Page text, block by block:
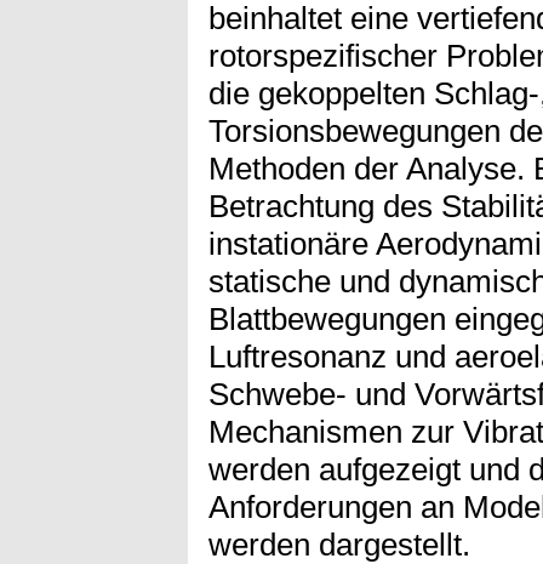
beinhaltet eine
rotorspezifischer
die gekoppelten
Torsionsbewegungen
Methoden der Analyse.
Betrachtung des
instationäre
statische und
Blattbewegungen
Luftresonanz und
Schwebe- und
Mechanismen zur
werden aufgezeigt und
Anforderungen an
werden dargestellt.